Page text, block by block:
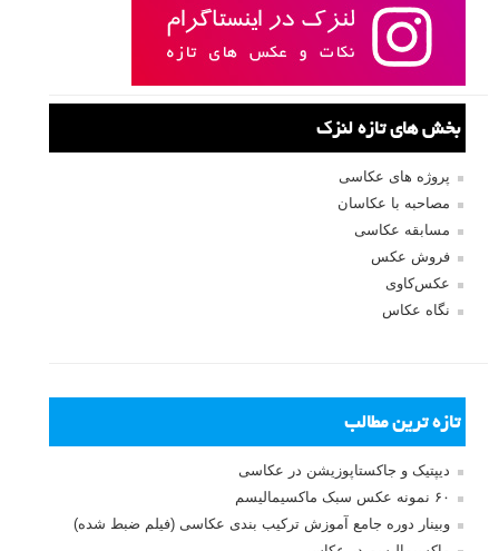
بخش های تازه لنزک
پروژه های عکاسی
مصاحبه با عکاسان
مسابقه عکاسی
فروش عکس
عکس‌کاوی
نگاه عکاس
تازه ترین مطالب
دیپتیک و جاکستا‌پوزیشن در عکاسی
۶۰ نمونه عکس سبک ماکسیمالیسم
وبینار دوره جامع آموزش ترکیب بندی عکاسی (فیلم ضبط شده)